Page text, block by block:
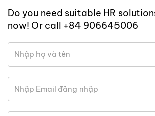
Do you need suitable HR
now! Or call +84 906645006